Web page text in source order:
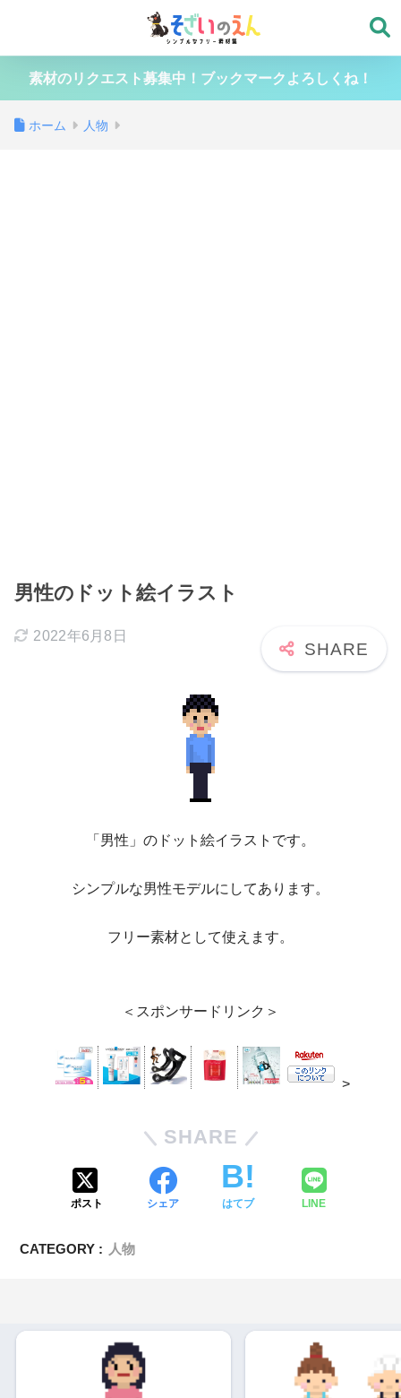
素材のリクエスト募集中！ブックマークよろしくね！
ホーム 人物
男性のドット絵イラスト
2022年6月8日
「男性」のドット絵イラストです。
シンプルな男性モデルにしてあります。
フリー素材として使えます。
＜スポンサードリンク＞
>
SHARE
ポスト シェア はてブ LINE
CATEGORY : 人物